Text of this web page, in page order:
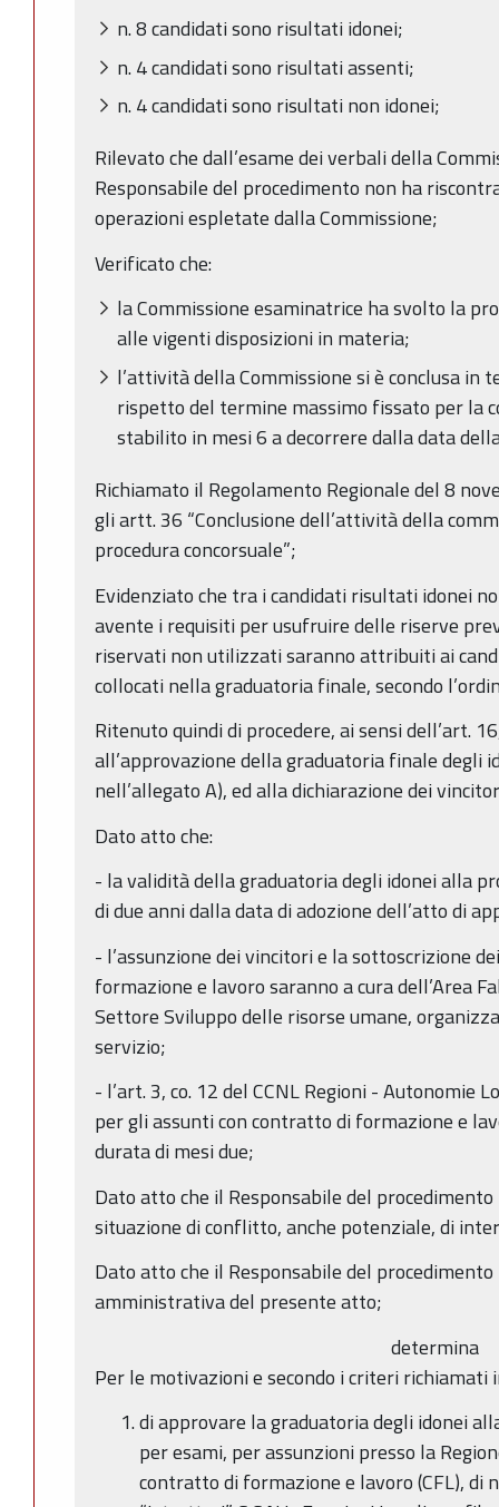
n. 8 candidati sono risultati idonei;
n. 4 candidati sono risultati assenti;
n. 4 candidati sono risultati non idonei;
Rilevato che dall’esame dei verbali della
Responsabile del procedimento non ha
operazioni espletate dalla Commissione;
Verificato che:
la Commissione esaminatrice ha svolto la
alle vigenti disposizioni in materia;
l’attività della Commissione si è conclusa in
rispetto del termine massimo fissato per la
stabilito in mesi 6 a decorrere dalla data
Richiamato il Regolamento Regionale del 8
gli artt. 36 “Conclusione dell’attività della
procedura concorsuale”;
Evidenziato che tra i candidati risultati idonei
avente i requisiti per usufruire delle riserve
riservati non utilizzati saranno attribuiti ai
collocati nella graduatoria finale, secondo
Ritenuto quindi di procedere, ai sensi dell’art.
all’approvazione della graduatoria finale degli
nell’allegato A), ed alla dichiarazione dei
Dato atto che:
- la validità della graduatoria degli idonei alla
di due anni dalla data di adozione dell’atto di
- l’assunzione dei vincitori e la sottoscrizione
formazione e lavoro saranno a cura dell’Area
Settore Sviluppo delle risorse umane,
servizio;
- l’art. 3, co. 12 del CCNL Regioni - Autonomie
per gli assunti con contratto di formazione e
durata di mesi due;
Dato atto che il Responsabile del
situazione di conflitto, anche potenziale, di
Dato atto che il Responsabile del
amministrativa del presente atto;
determina
Per le motivazioni e secondo i criteri richiamati
di approvare la graduatoria degli idonei
per esami, per assunzioni presso la
contratto di formazione e lavoro (CFL), di